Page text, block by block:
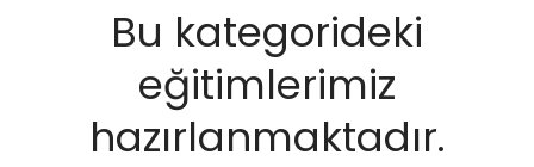
Bu kategorideki
eğitimlerimiz
hazırlanmaktadır.